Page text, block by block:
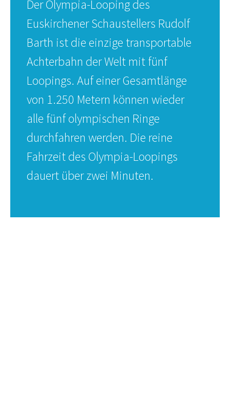
Der Olympia-Looping des
Euskirchener Schaustellers Rudolf
Barth ist die einzige transportable
Achterbahn der Welt mit fünf
Loopings. Auf einer Gesamtlänge
von 1.250 Metern können wieder
alle fünf olympischen Ringe
durchfahren werden. Die reine
Fahrzeit des Olympia-Loopings
dauert über zwei Minuten.